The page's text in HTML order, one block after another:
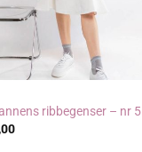
ribbegenser – nr 5